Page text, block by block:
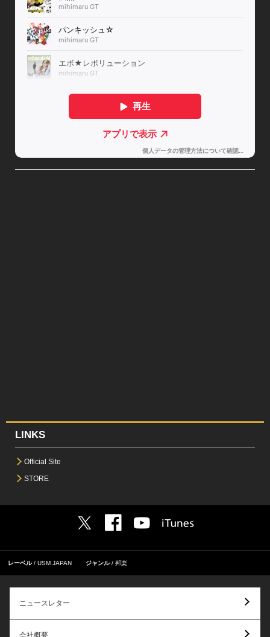
LINKS
Official Site
STORE
レーベル USM JAPAN ジャンル 邦楽
ニュースレター
会社概要